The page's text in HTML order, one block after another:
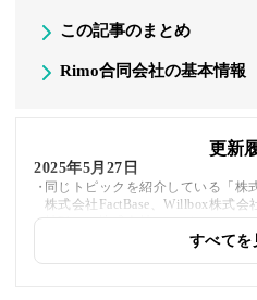
この記事のまとめ
Rimo合同会社の基本情報
更新
2025年5月27日
同じトピックを紹介している「株
株式会社FactBase、Willbox株式会
社Plott、株式会社フーディソン」
すべてを